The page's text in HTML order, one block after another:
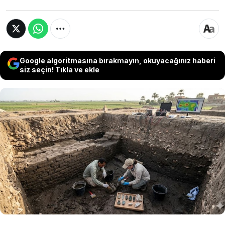
Google algoritmasına bırakmayın, okuyacağınız haberi
siz seçin! Tıkla ve ekle
Mısır'ın dört bir yanına yayıldığı bilinen antik
gizemler her geçen gün ortaya çıkarılmaya
devam ediyor. Antik Mısır'a dair izleri toprağın
üstüne taşımak isteyen yetkililer hem yüzey
araştırmalar hem de uydu görüntülerinden
yardım aldı. Uydu görüntüleri 2.600 yıllık gerçeği
gün yüzüne çıkardı.